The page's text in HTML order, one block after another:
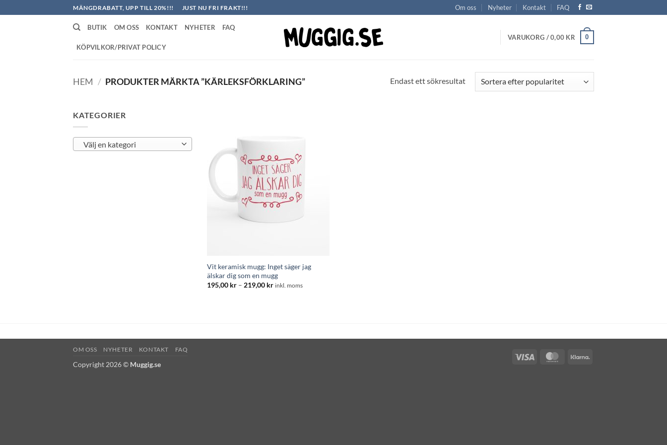
to
MÄNGDRABATT, UPP TILL 20%!!! JUST NU FRI FRAKT!!! Om oss Nyheter Kontakt FAQ
BUTIK OM OSS KONTAKT NYHETER FAQ
KÖPVILKOR/PRIVAT POLICY
VARUKORG /0,00 KR 0
HEM / PRODUKTER MÄRKTA ”KÄRLEKSFÖRKLARING” Endast ett sökresultat
KATEGORIER
Välj en kategori
Vit keramisk mugg: Inget säger jag
älskar dig som en mugg
195,00 kr – 219,00 krPrisintervall:
inkl. moms
Visa MasterCard
OM OSS NYHETER KONTAKT FAQ
Copyright 2026 © Muggig.se